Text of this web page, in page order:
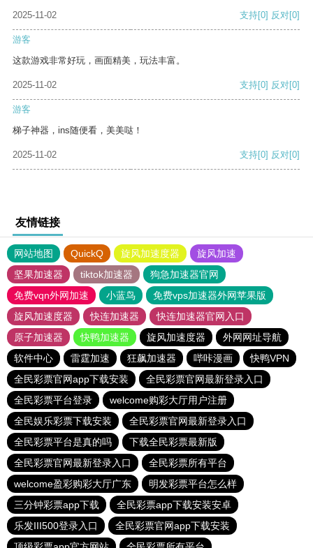
2025-11-02 支持[0] 反对[0]
游客
这款游戏非常好玩，画面精美，玩法丰富。
2025-11-02 支持[0] 反对[0]
游客
梯子神器，ins随便看，美美哒！
2025-11-02 支持[0] 反对[0]
友情链接
网站地图 QuickQ 旋风加速度器
旋风加速
坚果加速器
tiktok加速器
狗急加速器官网
免费vqn外网加速
小蓝鸟
免费vps加速器外网苹果版
旋风加速度器
快连加速器
快连加速器官网入口
原子加速器
快鸭加速器 旋风加速度器
外网网址导航
软件中心
雷霆加速 狂飙加速器 哔咔漫画
快鸭VPN
全民彩票官网app下载安装
全民彩票官网最新登录入口
全民彩票平台登录
welcome购彩大厅用户注册
全民娱乐彩票下载安装
全民彩票官网最新登录入口
全民彩票平台是真的吗
下载全民彩票最新版
全民彩票官网最新登录入口
全民彩票所有平台
welcome盈彩购彩大厅广东
明发彩票平台怎么样
三分钟彩票app下载
全民彩票app下载安装安卓
乐发III500登录入口
全民彩票官网app下载安装